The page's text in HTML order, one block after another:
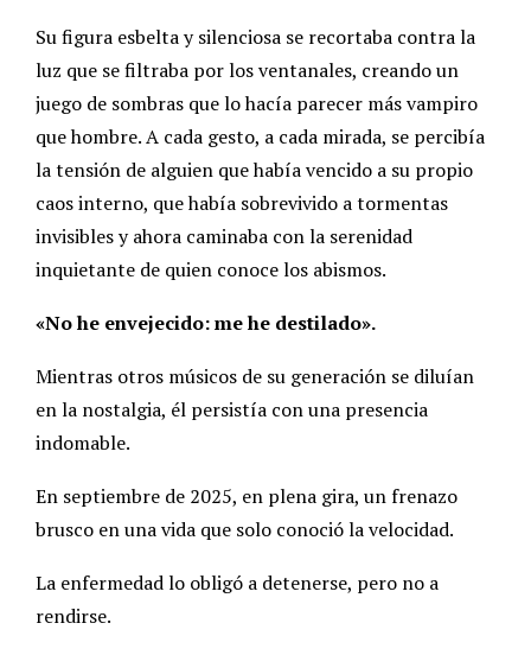
Su figura esbelta y silenciosa se recortaba contra la
luz que se filtraba por los ventanales, creando un
juego de sombras que lo hacía parecer más vampiro
que hombre. A cada gesto, a cada mirada, se percibía
la tensión de alguien que había vencido a su propio
caos interno, que había sobrevivido a tormentas
invisibles y ahora caminaba con la serenidad
inquietante de quien conoce los abismos.
«No he envejecido: me he destilado».
Mientras otros músicos de su generación se diluían
en la nostalgia, él persistía con una presencia
indomable.
En septiembre de 2025, en plena gira, un frenazo
brusco en una vida que solo conoció la velocidad.
La enfermedad lo obligó a detenerse, pero no a
rendirse.